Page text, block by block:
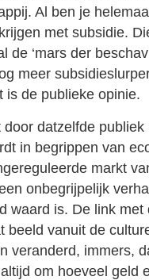
Al ben je
met subsidie.
de ‘mars der
meer
is de publieke opinie.
datzelfde
in begrippen van
markt
onbegrijpelijk
waard is. De link
beeld vanuit de
veranderd, immers,
om hoeveel geld